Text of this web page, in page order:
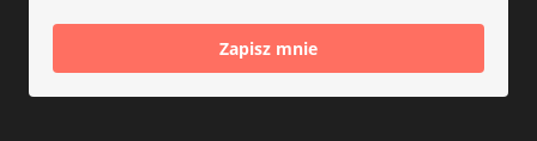
Zapisz mnie